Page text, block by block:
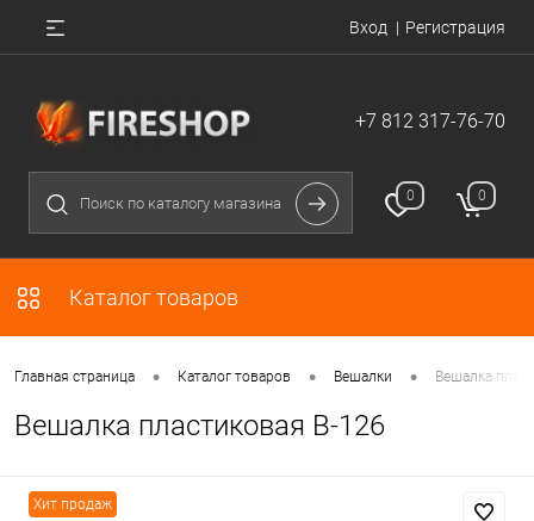
Вход Регистрация
+7 812 317-76-70
0 0
Каталог товаров
Главная страница • Каталог товаров • Вешалки • Вешалка
Вешалка пластиковая В-126
Хит продаж